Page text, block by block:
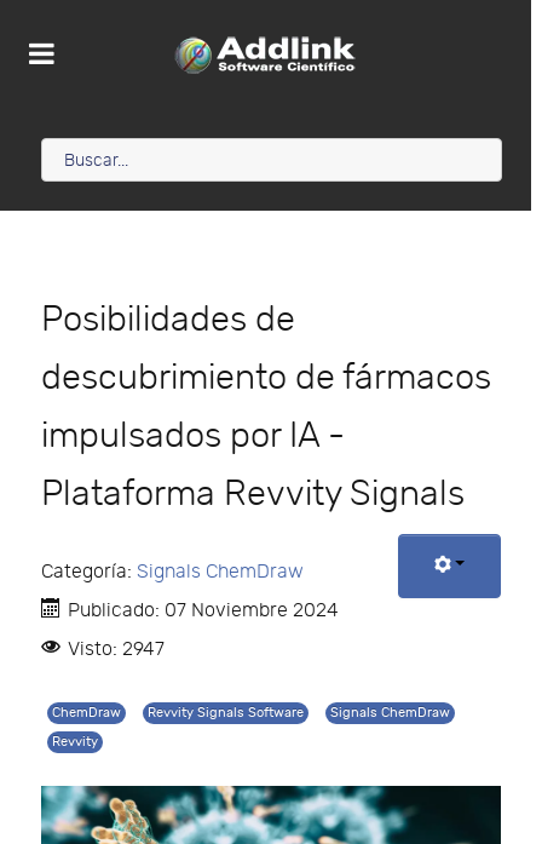
Posibilidades de
descubrimiento de fármacos
impulsados por IA -
Plataforma Revvity Signals
Categoría: Signals ChemDraw
Publicado: 07 Noviembre 2024
Visto: 2947
ChemDraw Revvity Signals Software
Signals ChemDraw
Revvity